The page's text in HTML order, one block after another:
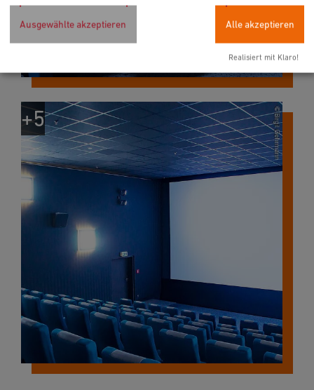
Ausgewählte akzeptieren Alle akzeptieren
Realisiert mit Klaro!